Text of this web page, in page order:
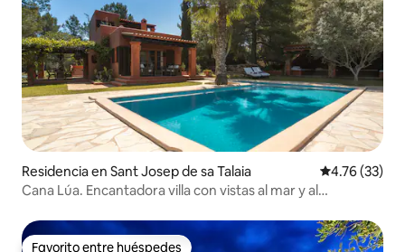
Residencia en Sant Josep de sa Talaia Calificación
4.76 (33)
Cana Lúa. Encantadora villa con vistas al mar y al
Favorito entre huéspedes